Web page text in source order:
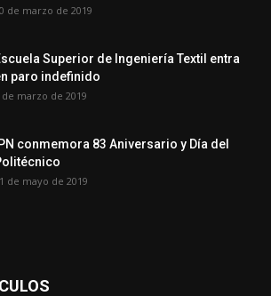
de marzo de 2019
Superior de Ingeniería Textil entra
paro indefinido
de marzo de 2019
conmemora 83 Aniversario y Día del
de mayo de 2019